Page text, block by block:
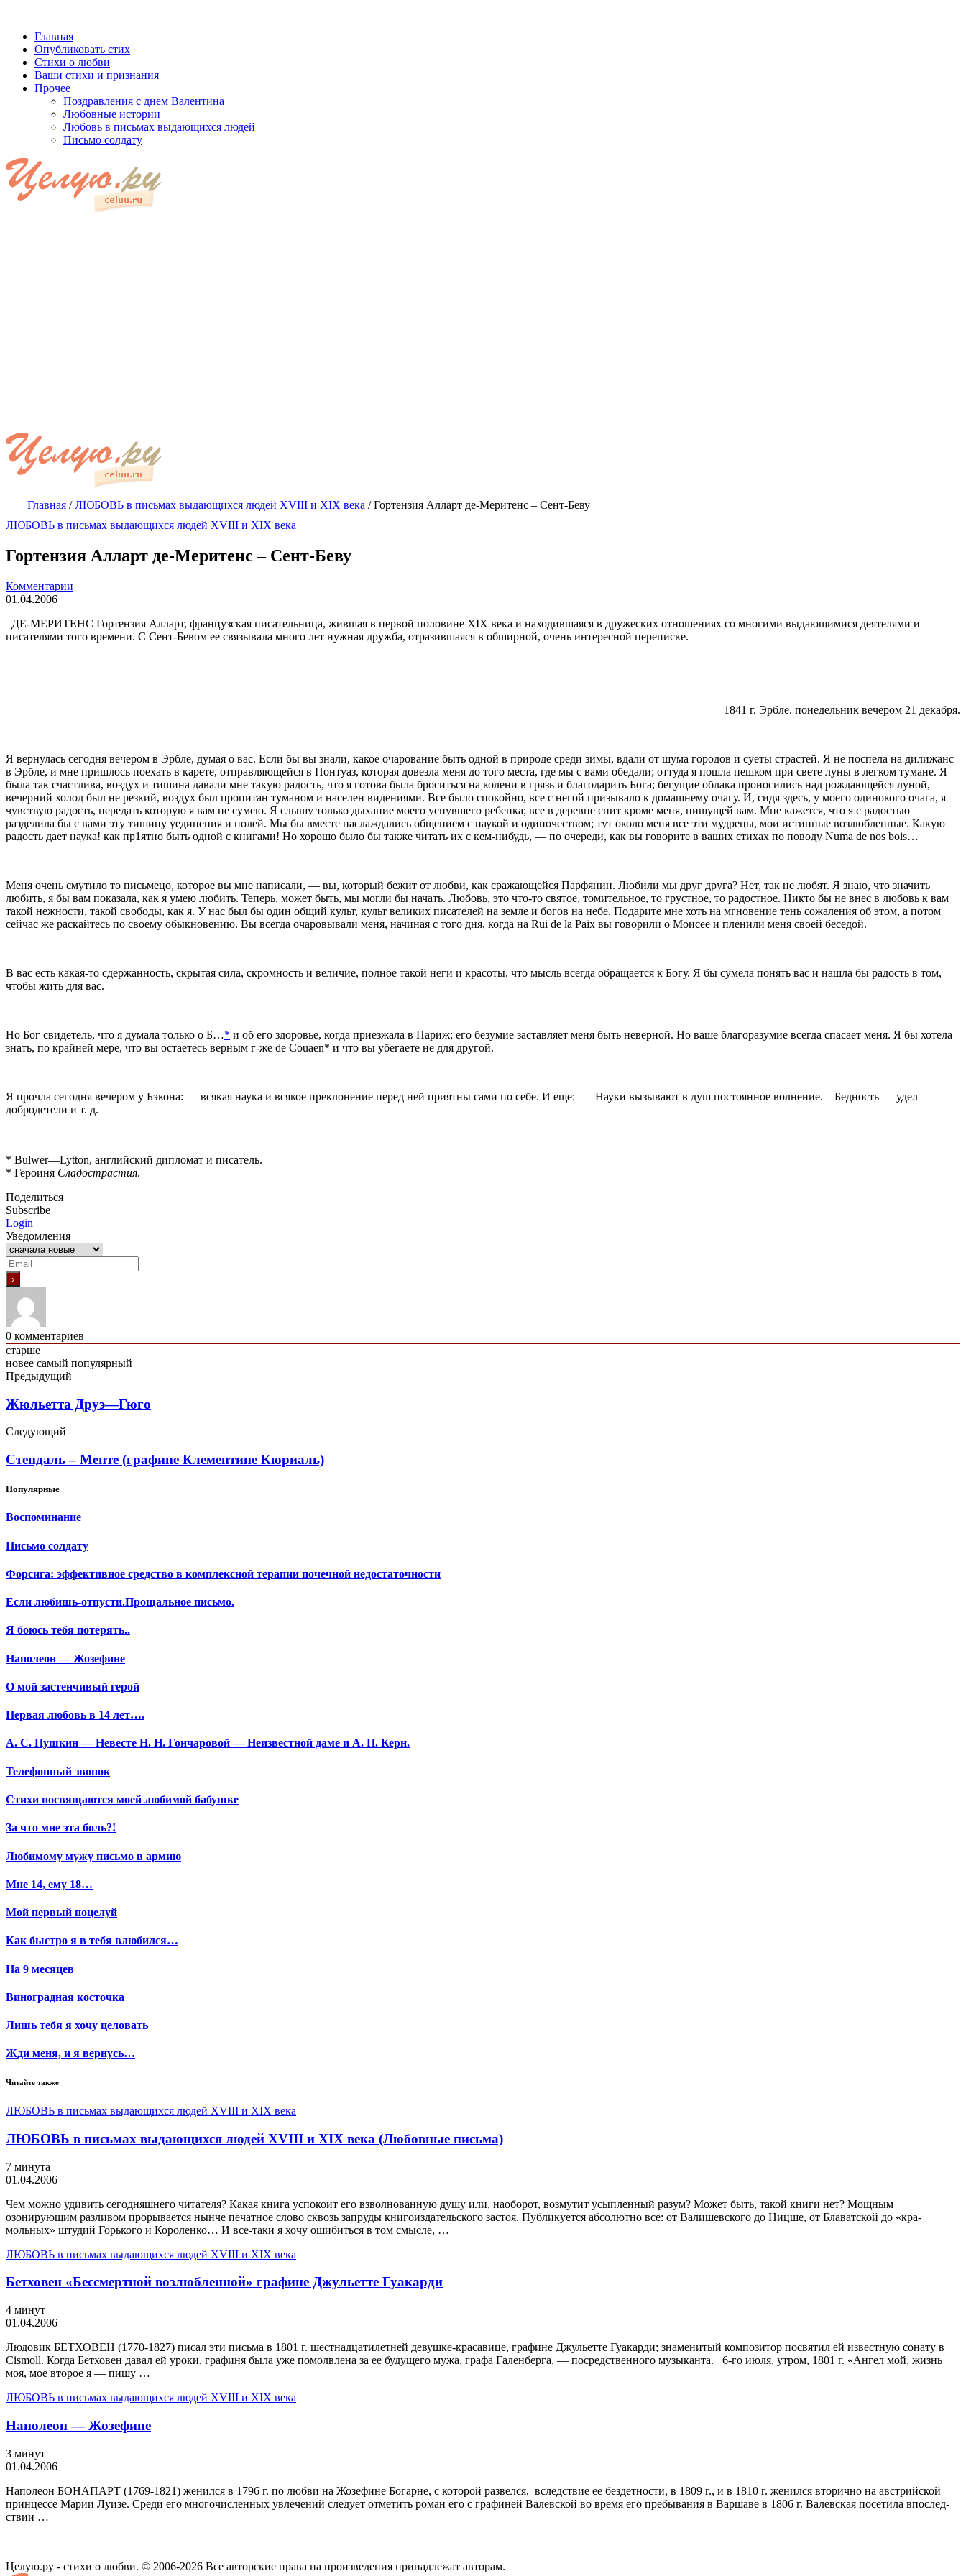
Главная
Опубликовать стих
Стихи о любви
Ваши стихи и признания
Прочее
Поздравления с днем Валентина
Любовные истории
Любовь в письмах выдающихся людей
Письмо солдату
Главная /ЛЮБОВЬ в письмах выдающихся людей XVIII и XIX века /Гортензия Алларт де-Меритенс – Сент-Беву
ЛЮБОВЬ в письмах выдающихся людей XVIII и XIX века
Гортензия Алларт де-Меритенс – Сент-Беву
Комментарии
01.04.2006
ДЕ-МЕРИТЕНС Гортензия Алларт, французская писательница, жившая в первой половине XIX века и находившаяся в дружеских отношениях со многими выдающимися деятелями и
писателями того времени. С Сент-Бевом ее связывала много лет нуж­ная дружба, отразившаяся в обширной, очень интересной переписке.
1841 г. Эрбле. понедельник вечером 21 декабря.
Я вернулась сегодня вечером в Эрбле, думая о вас. Если бы вы знали, какое очарование быть одной в природе среди зимы, вдали от шума городов и суеты страстей. Я не поспела на дилижанс
в Эрбле, и мне пришлось поехать в карете, отправляющейся в Понтуаз, которая довезла меня до того места, где мы с вами обедали; оттуда я пошла пешком при свете луны в легком тумане. Я
была так счастлива, воздух и тишина давали мне такую радость, что я готова была броситься на колени в грязь и благо­дарить Бога; бегущие облака проносились над ро­ждающейся луной,
вечерний холод был не резкий, воздух был пропитан туманом и населен видениями. Все было спокойно, все с негой призывало к домашнему очагу. И, сидя здесь, у моего одинокого очага, я
чувствую радость, передать которую я вам не сумею. Я слышу только дыхание моего уснувшего ре­бенка; все в деревне спит кроме меня, пишущей вам. Мне кажется, что я с радостью
разделила бы с вами эту тишину уединения и полей. Мы бы вместе на­слаждались общением с наукой и одиночеством; тут около меня все эти мудрецы, мои истинные возлюблен­ные. Какую
радость дает наука! как пр1ятно быть одной с книгами! Но хорошо было бы также читать их с кем-нибудь, — по очереди, как вы говорите в ваших стихах по поводу Numa de nos bois…
Меня очень смутило то письмецо, которое вы мне написали, — вы, который бежит от любви, как сражающейся Парфянин. Любили мы друг друга? Нет, так не любят. Я знаю, что значить
любить, я бы вам показала, как я умею любить. Теперь, может быть, мы могли бы начать. Любовь, это что-то святое, томительное, то грустное, то радостное. Никто бы не внес в любовь к вам
такой нежности, такой сво­боды, как я. У нас был бы один общий культ, культ великих писателей на земле и богов на небе. Подарите мне хоть на мгновение тень сожаления об этом, а потом
сейчас же раскайтесь по своему обыкновению. Вы всегда очаровывали меня, начиная с того дня, когда на Rui de la Paix вы говорили о Моисее и пленили меня своей беседой.
В вас есть какая-то сдержанность, скрытая сила, скромность и величие, полное такой неги и красоты, что мысль всегда обращается к Богу. Я бы сумела понять вас и нашла бы радость в том,
чтобы жить для вас.
Но Бог свидетель, что я думала только о Б…* и об его здоровье, когда приезжала в Париж; его безумие заставляет меня быть неверной. Но ваше благоразумие всегда спасает меня. Я бы хотела
знать, по крайней мере, что вы остаетесь верным г-же de Соuaen* и что вы убегаете не для другой.
Я прочла сегодня вечером у Бэкона: — всякая наука и всякое преклонение перед ней приятны сами по себе. И еще: — Науки вызывают в душ постоянное волнение. – Бедность — удел
добродетели и т. д.
* Bulwer—Lytton, английский дипломат и писатель.
* Героиня Сладострастия.
Поделиться
Subscribe
Login
Уведомления
0 комментариев
старше
новее самый популярный
Предыдущий
Жюльетта Друэ—Гюго
Следующий
Стендаль – Менте (графине Клементине Кюриаль)
Популярные
Воспоминание
Письмо солдату
Форсига: эффективное средство в комплексной терапии почечной недостаточности
Если любишь-отпусти.Прощальное письмо.
Я боюсь тебя потерять..
Наполеон — Жозефине
О мой застенчивый герой
Первая любовь в 14 лет….
А. С. Пушкин — Невесте Н. Н. Гончаровой — Неизвестной даме и А. П. Керн.
Телефонный звонок
Стихи посвящаются моей любимой бабушке
За что мне эта боль?!
Любимому мужу письмо в армию
Мне 14, ему 18…
Мой первый поцелуй
Как быстро я в тебя влюбился…
На 9 месяцев
Виноградная косточка
Лишь тебя я хочу целовать
Жди меня, и я вернусь…
Читайте также
ЛЮБОВЬ в письмах выдающихся людей XVIII и XIX века
ЛЮБОВЬ в письмах выдающихся людей XVIII и XIX века (Любовные письма)
7 минута
01.04.2006
Чем можно удивить сегодняшнего читателя? Какая книга успокоит его взволнованную душу или, наоборот, возмутит усыпленный разум? Может быть, такой книги нет? Мощным
озонирующим разливом прорывается нынче печатное слово сквозь запруды книгоиздательского застоя. Публикуется абсо­лютно все: от Валишевского до Ницше, от Блаватской до «кра­
мольных» штудий Горького и Короленко… И все-таки я хочу ошибиться в том смысле, …
ЛЮБОВЬ в письмах выдающихся людей XVIII и XIX века
Бетховен «Бессмертной возлюбленной» графине Джульетте Гуакарди
4 минут
01.04.2006
Людовик БЕТХОВЕН (1770-1827) писал эти письма в 1801 г. шестнадцатилетней девушке-красавице, графине Джульетте Гуа­карди; знаменитый композитор посвятил ей известную сонату в
Cismoll. Когда Бетховен давал ей уроки, графиня была уже помолвлена за ее будущего мужа, графа Га­ленберга, — посредственного музыканта. 6-го июля, утром, 1801 г. «Ангел мой, жизнь
моя, мое второе я — пишу …
ЛЮБОВЬ в письмах выдающихся людей XVIII и XIX века
Наполеон — Жозефине
3 минут
01.04.2006
Наполеон БОНАПАРТ (1769-1821) же­нился в 1796 г. по любви на Жозефине Богарне, с которой развелся, вследствие ее бездетности, в 1809 г., и в 1810 г. женил­ся вторично на австрийской
принцессе Марии­ Луизе. Среди его многочисленных увлечений следует отметить роман его с графиней Валевской во время его пребывания в Вар­шаве в 1806 г. Валевская посетила впослед­
ствии …
Целую.ру - стихи о любви. © 2006-2026 Все авторские права на произведения принадлежат авторам.